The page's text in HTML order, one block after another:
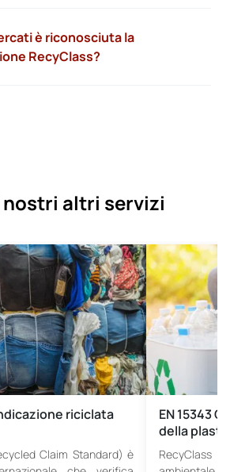
è riconosciuta la
RecyClass?
altri servizi
riciclata
Claim Standard) è
EN 15343
della
RecyClass